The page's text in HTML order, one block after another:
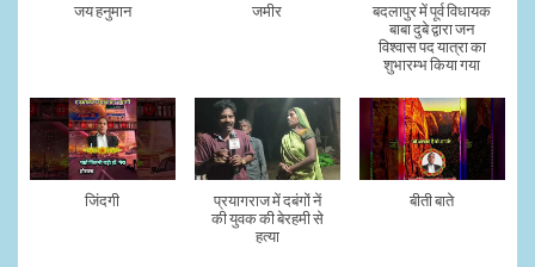
जय हनुमान जमीर
बदलापुर में पूर्व विधायक
बाबा दुबे द्वारा जन
विश्वास पद यात्रा का
शुभारम्भ किया गया
जिंदगी
प्रयागराज में दबंगों नें
की युवक की बेरहमी से
हत्या
बीती बाते